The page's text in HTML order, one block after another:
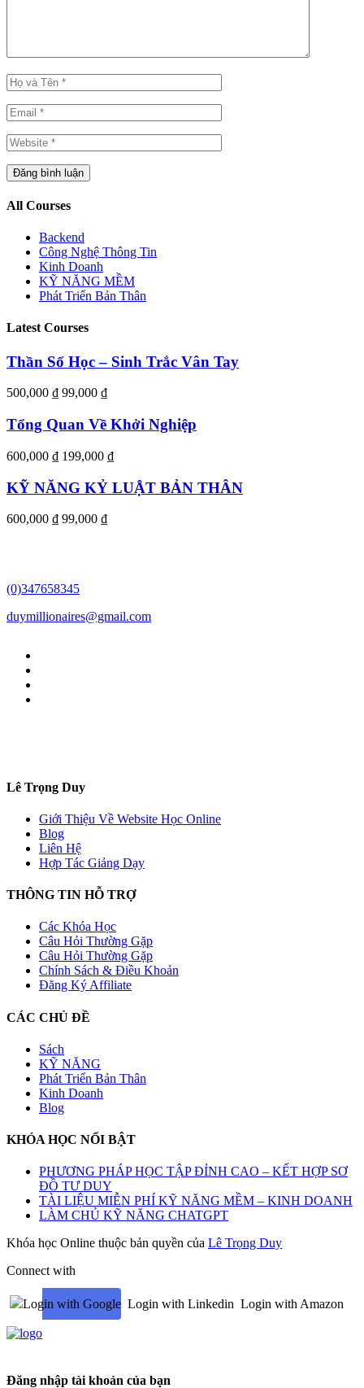
All Courses
Backend
Công Nghệ Thông Tin
Kinh Doanh
KỸ NĂNG MỀM
Phát Triển Bản Thân
Latest Courses
Thần Số Học – Sinh Trắc Vân Tay
500,000 ₫ 99,000 ₫
Tổng Quan Về Khởi Nghiệp
600,000 ₫ 199,000 ₫
KỸ NĂNG KỶ LUẬT BẢN THÂN
600,000 ₫ 99,000 ₫
(0)347658345
duymillionaires@gmail.com
Lê Trọng Duy
Giới Thiệu Về Website Học Online
Blog
Liên Hệ
Hợp Tác Giảng Dạy
THÔNG TIN HỖ TRỢ
Các Khóa Học
Câu Hỏi Thường Gặp
Câu Hỏi Thường Gặp
Chính Sách & Điều Khoản
Đăng Ký Affiliate
CÁC CHỦ ĐỀ
Sách
KỸ NĂNG
Phát Triển Bản Thân
Kinh Doanh
Blog
KHÓA HỌC NỔI BẬT
PHƯƠNG PHÁP HỌC TẬP ĐỈNH CAO – KẾT HỢP SƠ
ĐỒ TƯ DUY
TÀI LIỆU MIỄN PHÍ KỸ NĂNG MỀM – KINH DOANH
LÀM CHỦ KỸ NĂNG CHATGPT
Khóa học Online thuộc bản quyền của Lê Trọng Duy
Connect with
Login with Google Login with Linkedin Login with Amazon
Đăng nhập tài khoản của bạn